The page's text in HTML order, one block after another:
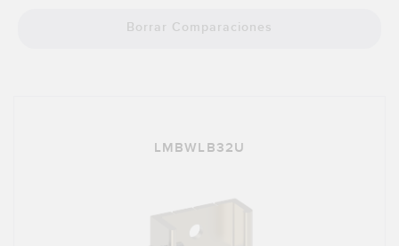
Borrar Comparaciones
LMBWLB32U